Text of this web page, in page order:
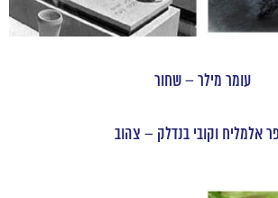
עומר מילר – שחור
אלמליח וקובי בנדלק – צהוב